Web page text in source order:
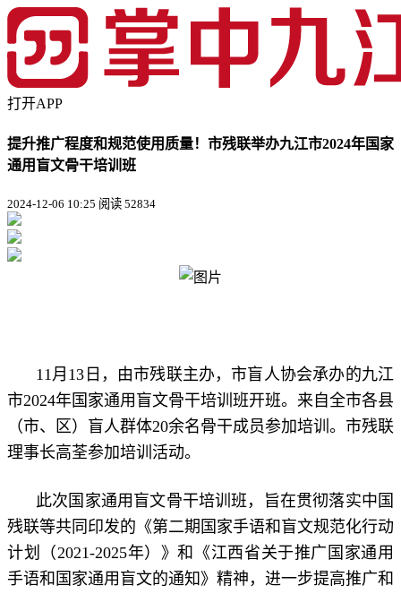
打开APP
提升推广程度和规范使用质量！市残联举办九江市2024年国家
通用盲文骨干培训班
2024-12-06 10:25 阅读 52834
11月13日，由市残联主办，市盲人协会承办的九江
市2024年国家通用盲文骨干培训班开班。来自全市各县
（市、区）盲人群体20余名骨干成员参加培训。市残联
理事长高荃参加培训活动。
此次国家通用盲文骨干培训班，旨在贯彻落实中国
残联等共同印发的《第二期国家手语和盲文规范化行动
计划（2021-2025年）》和《江西省关于推广国家通用
手语和国家通用盲文的通知》精神，进一步提高推广和